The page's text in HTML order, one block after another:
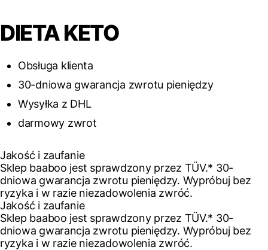
DIETA KETO
Obsługa klienta
30-dniowa gwarancja zwrotu pieniędzy
Wysyłka z DHL
darmowy zwrot
Jakość i zaufanie
Sklep baaboo jest sprawdzony przez TÜV.* 30-
dniowa gwarancja zwrotu pieniędzy. Wypróbuj bez
ryzyka i w razie niezadowolenia zwróć.
Jakość i zaufanie
Sklep baaboo jest sprawdzony przez TÜV.* 30-
dniowa gwarancja zwrotu pieniędzy. Wypróbuj bez
ryzyka i w razie niezadowolenia zwróć.